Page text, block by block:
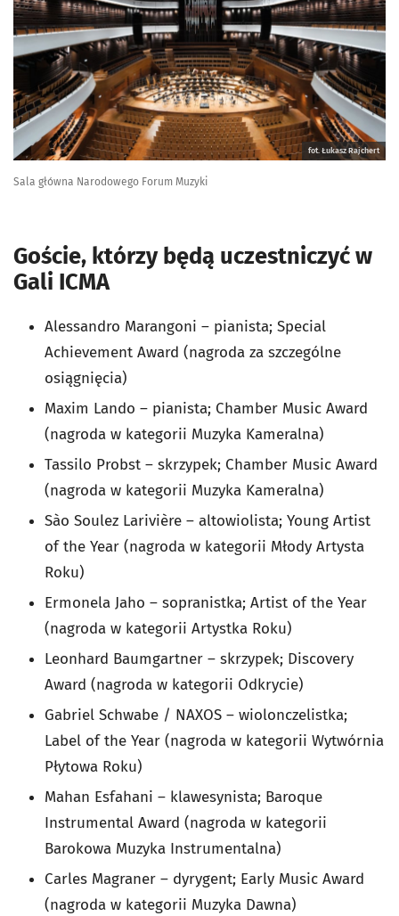
fot. Łukasz Rajchert
Sala główna Narodowego Forum Muzyki
Goście, którzy będą uczestniczyć w
Gali ICMA
Alessandro Marangoni – pianista; Special
Achievement Award (nagroda za szczególne
osiągnięcia)
Maxim Lando – pianista; Chamber Music Award
(nagroda w kategorii Muzyka Kameralna)
Tassilo Probst – skrzypek; Chamber Music Award
(nagroda w kategorii Muzyka Kameralna)
Sào Soulez Larivière – altowiolista; Young Artist
of the Year (nagroda w kategorii Młody Artysta
Roku)
Ermonela Jaho – sopranistka; Artist of the Year
(nagroda w kategorii Artystka Roku)
Leonhard Baumgartner – skrzypek; Discovery
Award (nagroda w kategorii Odkrycie)
Gabriel Schwabe / NAXOS – wiolonczelistka;
Label of the Year (nagroda w kategorii Wytwórnia
Płytowa Roku)
Mahan Esfahani – klawesynista; Baroque
Instrumental Award (nagroda w kategorii
Barokowa Muzyka Instrumentalna)
Carles Magraner – dyrygent; Early Music Award
(nagroda w kategorii Muzyka Dawna)